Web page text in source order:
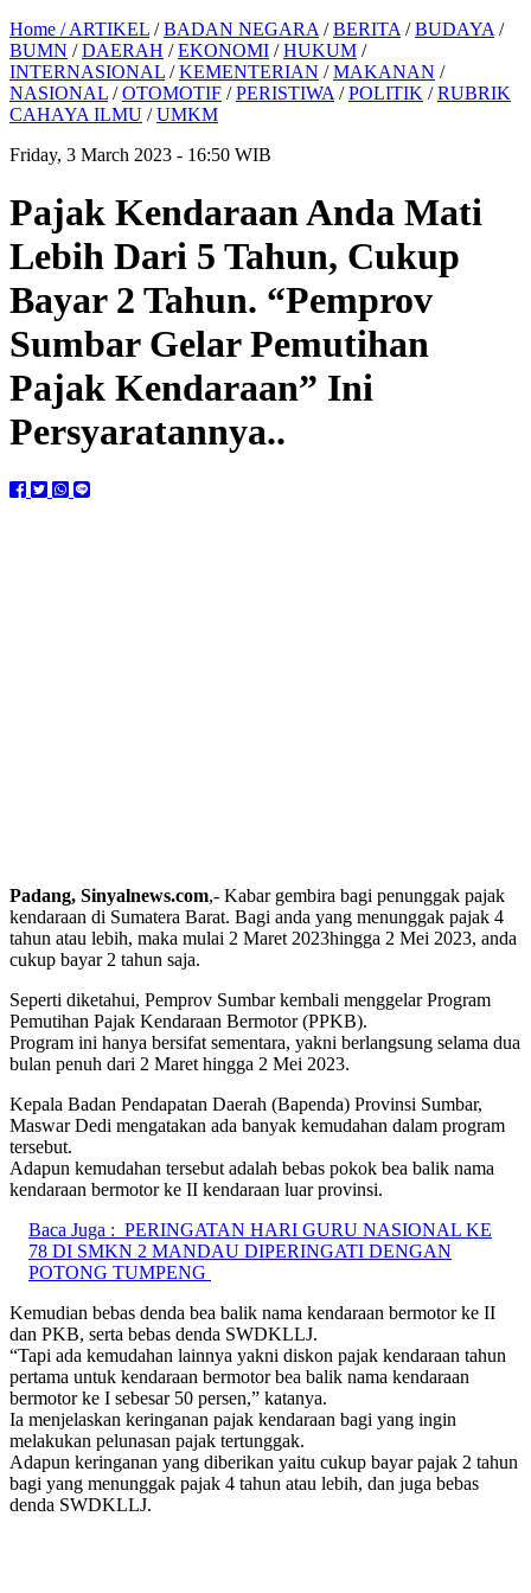
Home /ARTIKEL /BADAN NEGARA /BERITA /BUDAYA /
BUMN /DAERAH /EKONOMI /HUKUM /
INTERNASIONAL /KEMENTERIAN /MAKANAN /
NASIONAL /OTOMOTIF /PERISTIWA /POLITIK /RUBRIK
CAHAYA ILMU /UMKM
Friday, 3 March 2023 - 16:50 WIB
Pajak Kendaraan Anda Mati
Lebih Dari 5 Tahun, Cukup
Bayar 2 Tahun. “Pemprov
Sumbar Gelar Pemutihan
Pajak Kendaraan” Ini
Persyaratannya..
Padang, Sinyalnews.com,- Kabar gembira bagi penunggak pajak
kendaraan di Sumatera Barat. Bagi anda yang menunggak pajak 4
tahun atau lebih, maka mulai 2 Maret 2023hingga 2 Mei 2023, anda
cukup bayar 2 tahun saja.
Seperti diketahui, Pemprov Sumbar kembali menggelar Program
Pemutihan Pajak Kendaraan Bermotor (PPKB).
Program ini hanya bersifat sementara, yakni berlangsung selama dua
bulan penuh dari 2 Maret hingga 2 Mei 2023.
Kepala Badan Pendapatan Daerah (Bapenda) Provinsi Sumbar,
Maswar Dedi mengatakan ada banyak kemudahan dalam program
tersebut.
Adapun kemudahan tersebut adalah bebas pokok bea balik nama
kendaraan bermotor ke II kendaraan luar provinsi.
Baca Juga : PERINGATAN HARI GURU NASIONAL KE
78 DI SMKN 2 MANDAU DIPERINGATI DENGAN
POTONG TUMPENG
Kemudian bebas denda bea balik nama kendaraan bermotor ke II
dan PKB, serta bebas denda SWDKLLJ.
“Tapi ada kemudahan lainnya yakni diskon pajak kendaraan tahun
pertama untuk kendaraan bermotor bea balik nama kendaraan
bermotor ke I sebesar 50 persen,” katanya.
Ia menjelaskan keringanan pajak kendaraan bagi yang ingin
melakukan pelunasan pajak tertunggak.
Adapun keringanan yang diberikan yaitu cukup bayar pajak 2 tahun
bagi yang menunggak pajak 4 tahun atau lebih, dan juga bebas
denda SWDKLLJ.